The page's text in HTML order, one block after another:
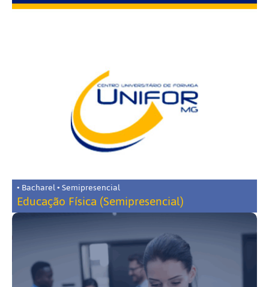
• Bacharel • Semipresencial
Educação Física (Semipresencial)